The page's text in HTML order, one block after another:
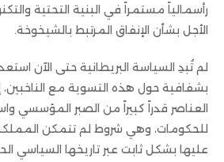
رأسمالياً مستمراً في البنية التحتية
الأجل بشأن الإنفاق المرتبط بالشيخوخة.
لم تُبدِ السياسة البريطانية حتى الآن
بشفافية حول هذه التسوية مع
العناصر قدراً كبيراً من الصبر المؤسسي
للحكومات، وهي شروط لم تتمكن
عليها بشكل ثابت عبر تاريخها السياسي